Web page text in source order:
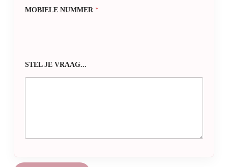
MOBIELE NUMMER*
STEL JE VRAAG...